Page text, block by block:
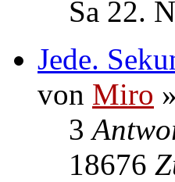
Sa 22.
Jede.
von Miro
3
18676